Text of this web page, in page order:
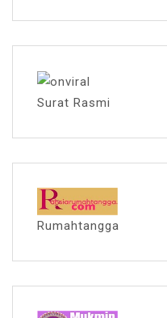
Surat Rasmi
Rumahtangga